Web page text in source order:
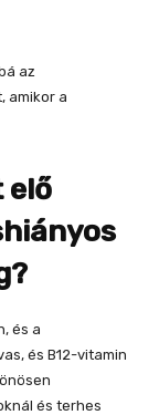
az
amikor a
elő
és a
és B12-vitamin
és terhes